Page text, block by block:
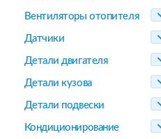
Вентиляторы отопителя
Датчики
Детали двигателя
Детали кузова
Детали подвески
Кондиционирование